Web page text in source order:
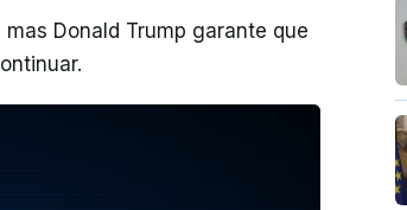
Donald Trump garante que